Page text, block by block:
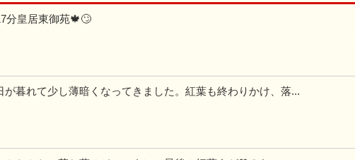
分皇居東御苑🍁🙄
が暮れて少し薄暗くなってきました。紅葉も終わりかけ、落...